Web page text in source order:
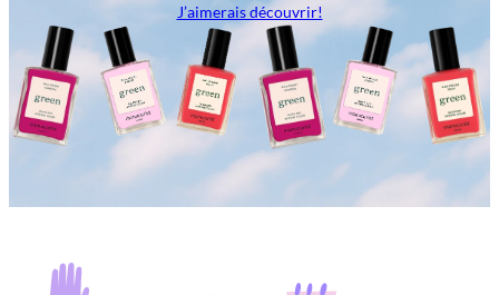
J’aimerais découvrir!